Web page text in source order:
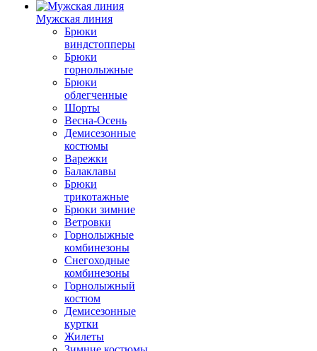
Мужская линия
Брюки
виндстопперы
Брюки
горнолыжные
Брюки
облегченные
Шорты
Весна-Осень
Демисезонные
костюмы
Варежки
Балаклавы
Брюки
трикотажные
Брюки зимние
Ветровки
Горнолыжные
комбинезоны
Снегоходные
комбинезоны
Горнолыжный
костюм
Демисезонные
куртки
Жилеты